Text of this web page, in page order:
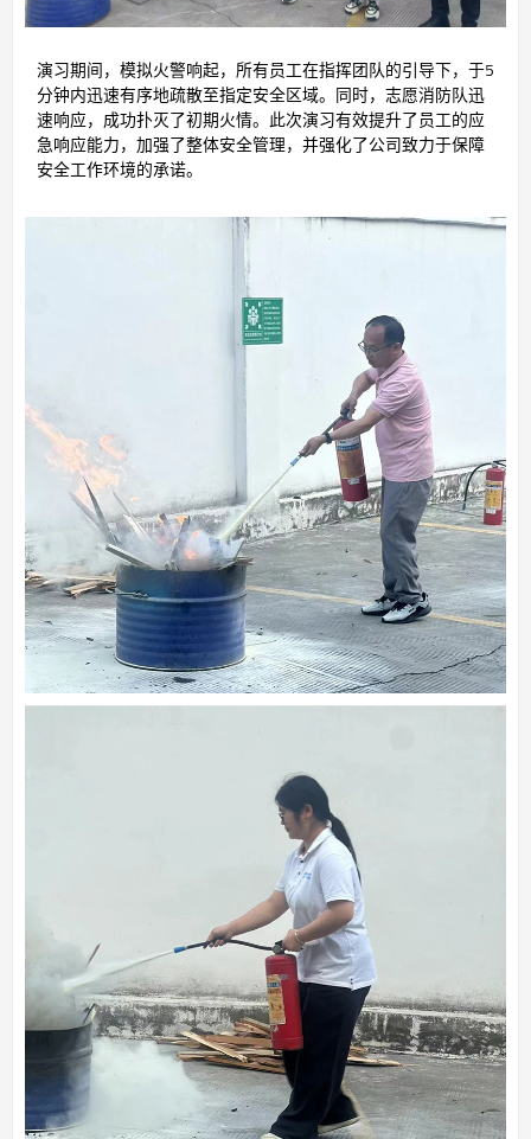
演习期间，模拟火警响起，所有员工在指挥团队的引导下，于5
分钟内迅速有序地疏散至指定安全区域。同时，志愿消防队迅
速响应，成功扑灭了初期火情。此次演习有效提升了员工的应
急响应能力，加强了整体安全管理，并强化了公司致力于保障
安全工作环境的承诺。